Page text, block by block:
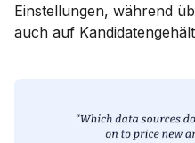
Einstellungen, während
auch auf